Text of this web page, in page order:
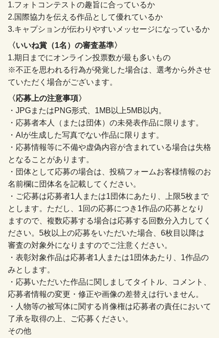
1.フォトコンテストの趣旨に合っているか
2.国際協力を伝える作品として優れているか
3.キャプションが伝わりやすいメッセージになっているか
〈いいね賞（1名）の審査基準〉
1.期日までにオンライン投票数が最も多いもの
※不正を思われる行為が発覚した場合は、選考から外させ
ていただく場合がございます。
〈応募上の注意事項〉
・JPGまたはPNG形式、1MB以上5MB以内。
・応募者本人（または団体）の未発表作品に限ります。
・AIが生成した写真でない作品に限ります。
・応募情報等に不備や虚偽内容が含まれている場合は失格
となることがあります。
・団体として応募の場合は、投稿フォームお客様情報のお
名前欄に団体名を記載してください。
・ご応募は応募者1人または1団体にあたり、上限5枚まで
とします。ただし、1回の応募につき1作品の応募となり
ますので、複数応募する場合は応募する回数分入力してく
ださい。5枚以上の応募をいただいた場合、6枚目以降は
審査の対象外になりますのでご注意ください。
・表彰対象作品は応募者1人または1団体あたり、1作品の
みとします。
・応募いただいた作品に関しましてタイトル、コメント、
応募者情報の変更・修正や画像の差替えは行いません。
・人物等の被写体に関する肖像権は応募者の責任において
了承を取得の上、ご応募ください。
その他